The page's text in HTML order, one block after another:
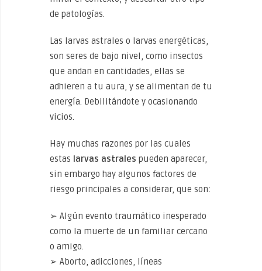
de patologías.
Las larvas astrales o larvas energéticas,
son seres de bajo nivel, como insectos
que andan en cantidades, ellas se
adhieren a tu aura, y se alimentan de tu
energía. Debilitándote y ocasionando
vicios.
Hay muchas razones por las cuales
estas larvas astrales pueden aparecer,
sin embargo hay algunos factores de
riesgo principales a considerar, que son:
➢ Algún evento traumático inesperado
como la muerte de un familiar cercano
o amigo.
➢ Aborto, adicciones, líneas